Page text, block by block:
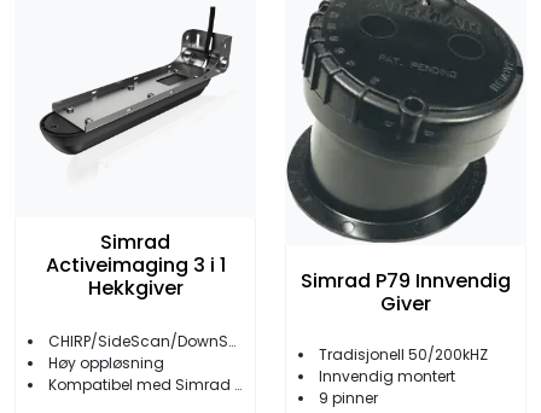
Simrad
Activeimaging 3 i 1
Hekkgiver
CHIRP/SideScan/DownScan
Høy oppløsning
Kompatibel med Simrad NSS evo3- og GO-serien
Simrad P79 Innvendig
Giver
Tradisjonell 50/200kHZ
Innvendig montert
9 pinner